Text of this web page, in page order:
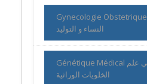
Gynecologie Obstetrique اخصائي امراض
النساء و التوليد
Génétique Médical المخبر المختص في علم
الخلويات الوراثية